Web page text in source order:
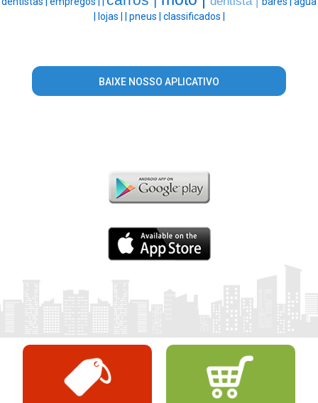
| lojas | | pneus | classificados |
BAIXE NOSSO APLICATIVO